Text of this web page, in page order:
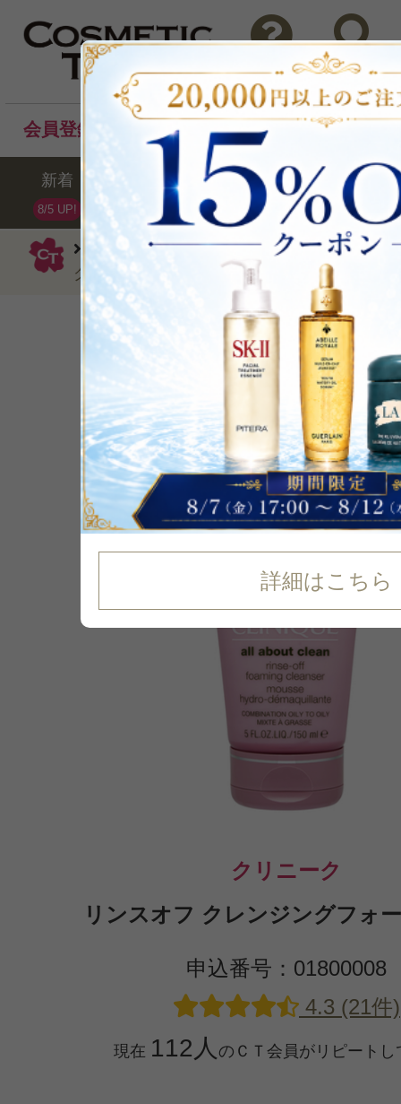
クリニーク クレンジングクリーム
グフォーム150ml
問い合わせ 検索
会員登録後のお買い物でポイントプレゼント！
新着
8/5 UP!
セール ランキング ブ
詳細はこちら
肌に負担をかけない植物
P可 残り3点
36%
OFF
クリニーク
リンスオフ クレンジングフォ
申込番号：01800008
4.3 (21件)
現在 112人 のＣＴ会員がリピートし